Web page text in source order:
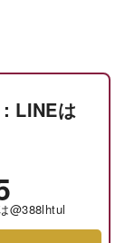
LINEは
@388lhtul